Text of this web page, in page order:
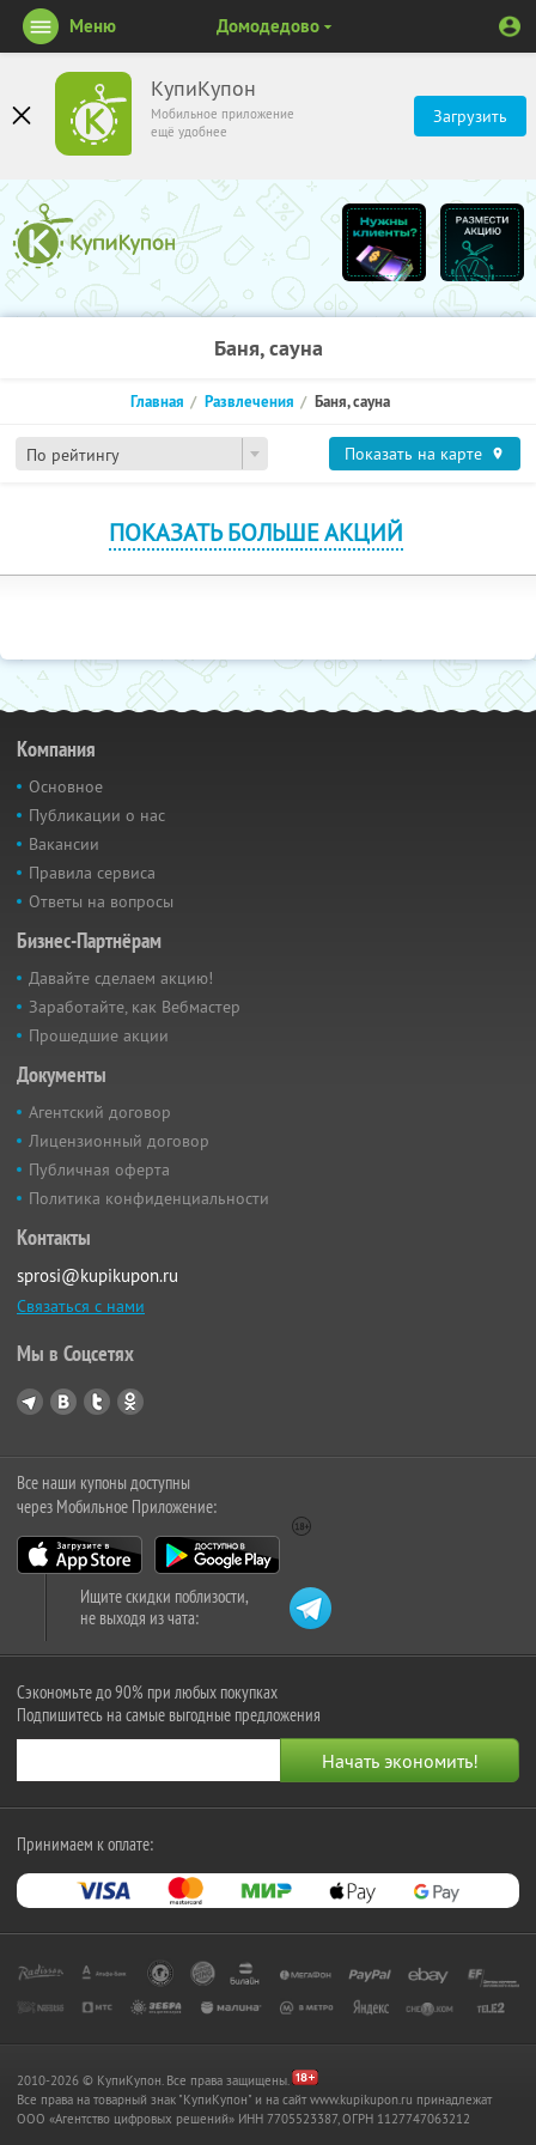
КупиКупон
Мобильное приложение
ещё удобнее
Загрузить
Меню Домодедово
Баня, сауна
По рейтингу
Главная Развлечения Баня, сауна
Показать на карте
ПОКАЗАТЬ БОЛЬШЕ АКЦИЙ
Компания
Основное
Публикации о нас
Вакансии
Правила сервиса
Ответы на вопросы
Бизнес-Партнёрам
Давайте сделаем акцию!
Заработайте, как Вебмастер
Прошедшие акции
Документы
Агентский договор
Лицензионный договор
Публичная оферта
Политика конфиденциальности
Контакты
sprosi@kupikupon.ru
Связаться с нами
Мы в Соцсетях
Все наши купоны доступны
через Мобильное Приложение:
Ищите скидки поблизости,
не выходя из чата:
Сэкономьте до 90% при любых покупках
Подпишитесь на самые выгодные предложения
Принимаем к оплате:
2010-2026 © КупиКупон. Все права защищены.
Все права на товарный знак "КупиКупон" и на сайт www.kupikupon.ru принадлежат
OOO «Агентство цифровых решений» ИНН 7705523387, ОГРН 1127747063212